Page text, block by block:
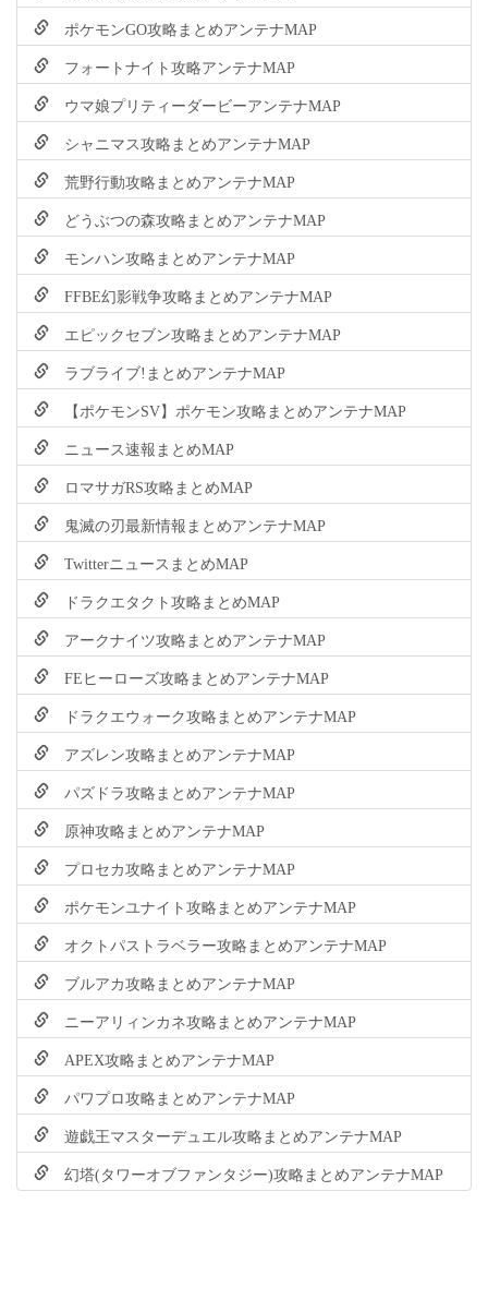
ポケモンGO攻略まとめアンテナMAP
フォートナイト攻略アンテナMAP
ウマ娘プリティーダービーアンテナMAP
シャニマス攻略まとめアンテナMAP
荒野行動攻略まとめアンテナMAP
どうぶつの森攻略まとめアンテナMAP
モンハン攻略まとめアンテナMAP
FFBE幻影戦争攻略まとめアンテナMAP
エピックセブン攻略まとめアンテナMAP
ラブライブ!まとめアンテナMAP
【ポケモンSV】ポケモン攻略まとめアンテナMAP
ニュース速報まとめMAP
ロマサガRS攻略まとめMAP
鬼滅の刃最新情報まとめアンテナMAP
TwitterニュースまとめMAP
ドラクエタクト攻略まとめMAP
アークナイツ攻略まとめアンテナMAP
FEヒーローズ攻略まとめアンテナMAP
ドラクエウォーク攻略まとめアンテナMAP
アズレン攻略まとめアンテナMAP
パズドラ攻略まとめアンテナMAP
原神攻略まとめアンテナMAP
プロセカ攻略まとめアンテナMAP
ポケモンユナイト攻略まとめアンテナMAP
オクトパストラベラー攻略まとめアンテナMAP
ブルアカ攻略まとめアンテナMAP
ニーアリィンカネ攻略まとめアンテナMAP
APEX攻略まとめアンテナMAP
パワプロ攻略まとめアンテナMAP
遊戯王マスターデュエル攻略まとめアンテナMAP
幻塔(タワーオブファンタジー)攻略まとめアンテナMAP